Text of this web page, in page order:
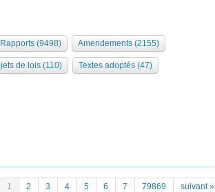
Rapports (9498) Amendements (2155)
de lois (110) Textes adoptés (47)
1 2 3 4 5 6 7 79869 suivant »